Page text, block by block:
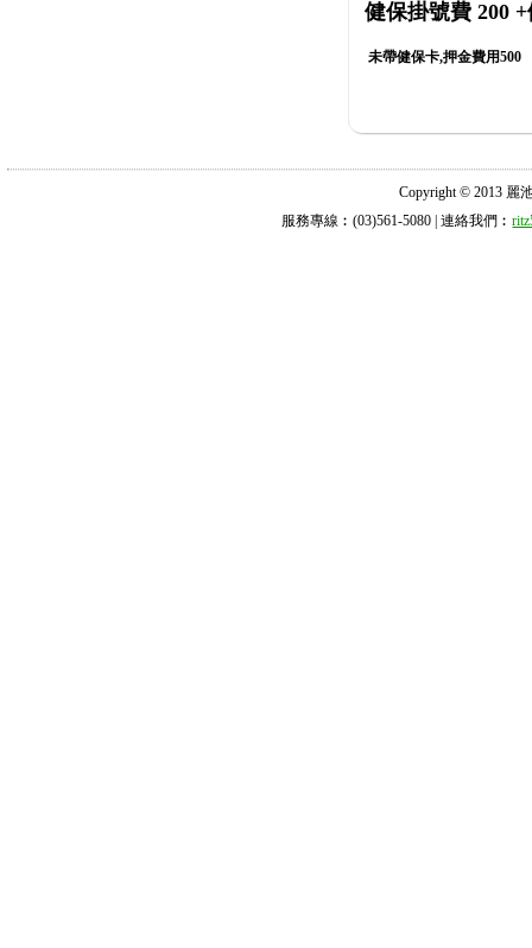
健保掛號費 200 +
未帶健保卡,押金費用500
Copyright © 2013 麗
服務專線︰(03)561-5080 | 連絡我們︰